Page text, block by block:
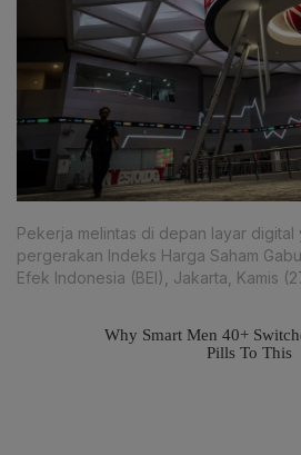
Pekerja melintas di depan layar digital
pergerakan Indeks Harga Saham
Efek Indonesia (BEI), Jakarta, Kamis